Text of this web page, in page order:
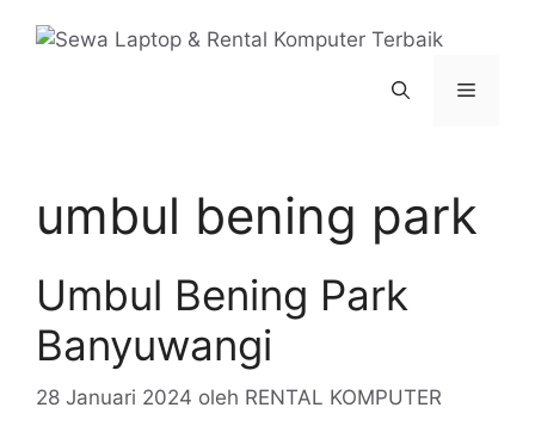
Menu
umbul bening park
Umbul Bening Park
Banyuwangi
28 Januari 2024 oleh RENTAL KOMPUTER